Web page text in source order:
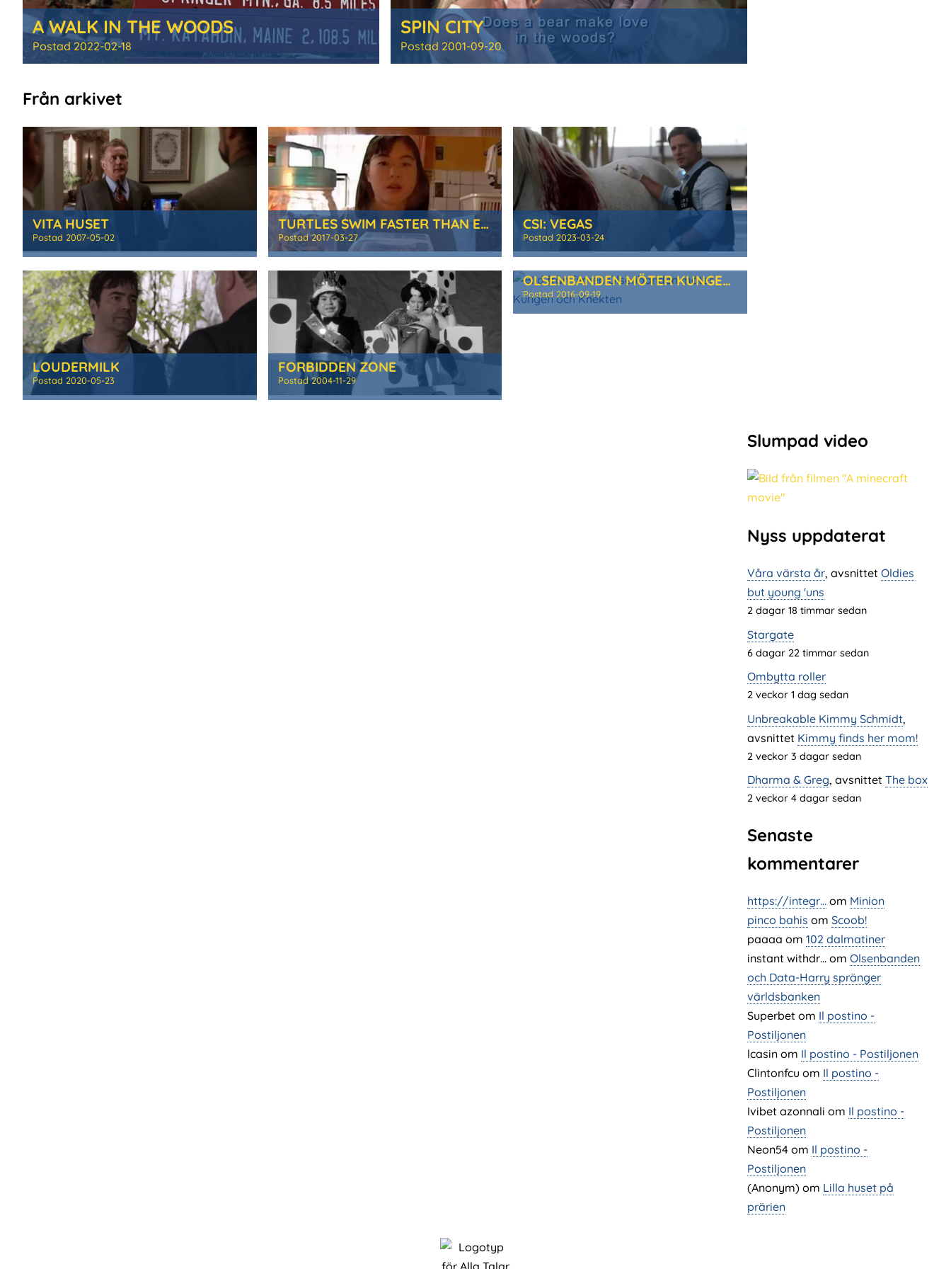
A WALK IN THE WOODS
Postad 2022-02-18
SPIN CITY
Postad 2001-09-20
Från arkivet
VITA HUSET
Postad 2007-05-02
TURTLES SWIM FASTER THAN EXPECTED
Postad2017-03-27
CSI: VEGAS
Postad2023-03-24
LOUDERMILK
Postad 2020-05-23
FORBIDDEN ZONE
Postad2004-11-29
OLSENBANDEN MÖTER KUNGEN OCH KNEKTEN
Postad 2016-09-19
Slumpad video
Nyss uppdaterat
Våra värsta år, avsnittet Oldies
but young 'uns
2 dagar 18 timmar sedan
Stargate
6 dagar 22 timmar sedan
Ombytta roller
2 veckor 1 dag sedan
Unbreakable Kimmy Schmidt,
avsnittet Kimmy finds her mom!
2 veckor 3 dagar sedan
Dharma & Greg, avsnittet The box
2 veckor 4 dagar sedan
Senaste
kommentarer
https://integr… om Minion
pinco bahis om Scoob!
paaaa om 102 dalmatiner
instant withdr… om Olsenbanden
och Data-Harry spränger
världsbanken
Superbet om Il postino -
Postiljonen
lcasin om Il postino - Postiljonen
Clintonfcu om Il postino -
Postiljonen
Ivibet azonnali om Il postino -
Postiljonen
Neon54 om Il postino -
Postiljonen
(Anonym) om Lilla huset på
prärien